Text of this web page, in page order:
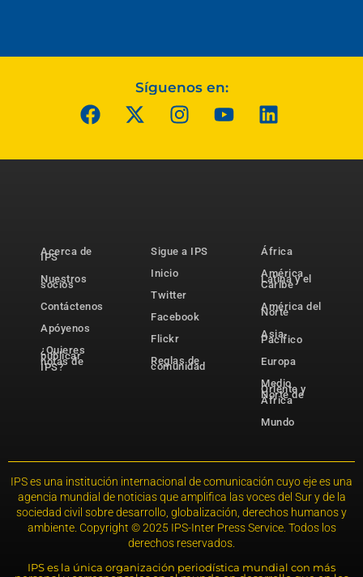
Síguenos en:
Acerca de
IPS
Nuestros
socios
Contáctenos
Apóyenos
¿Quieres
publicar
notas de
IPS?
Sigue a IPS
Inicio
Twitter
Facebook
Flickr
Reglas de
comunidad
África
América
Latina y el
Caribe
América del
Norte
Asia-
Pacífico
Europa
Medio
Oriente y
Norte de
África
Mundo
IPS es una institución internacional de comunicación cuyo eje es una
agencia mundial de noticias que amplifica las voces del Sur y de la
sociedad civil sobre desarrollo, globalización, derechos humanos y
ambiente. Copyright © 2025 IPS-Inter Press Service. Todos los
derechos reservados.
IPS es la única organización periodística mundial con más